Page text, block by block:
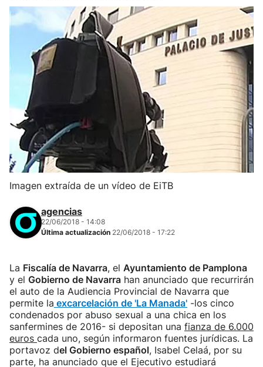
Imagen extraída de un vídeo de EiTB
agencias
22/06/2018 - 14:08
Última actualización 22/06/2018 - 17:22
La Fiscalía de Navarra, el Ayuntamiento de Pamplona
y el Gobierno de Navarra han anunciado que recurrirán
el auto de la Audiencia Provincial de Navarra que
permite la excarcelación de 'La Manada' -los cinco
condenados por abuso sexual a una chica en los
sanfermines de 2016- si depositan una fianza de 6.000
euros cada uno, según informaron fuentes jurídicas. La
portavoz del Gobierno español, Isabel Celaá, por su
parte, ha anunciado que el Ejecutivo estudiará